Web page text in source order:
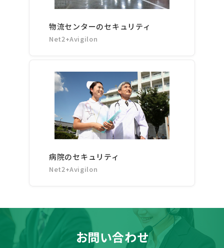
物流センターのセキュリティ
Net2+Avigilon
病院のセキュリティ
Net2+Avigilon
お問い合わせ